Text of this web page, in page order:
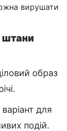
вирушати
штани
образ
для
подій.